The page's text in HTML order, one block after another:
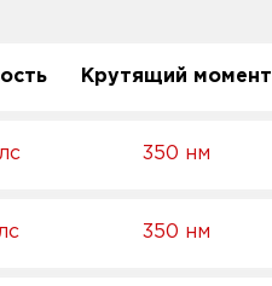
Крутящий момент
350 нм
350 нм